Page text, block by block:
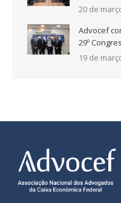
20 de
Advocef
29º
19 de